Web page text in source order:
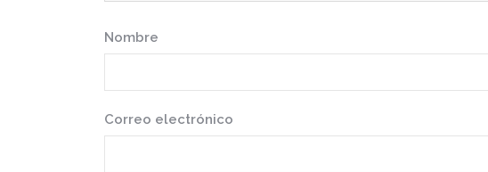
Nombre
Correo electrónico